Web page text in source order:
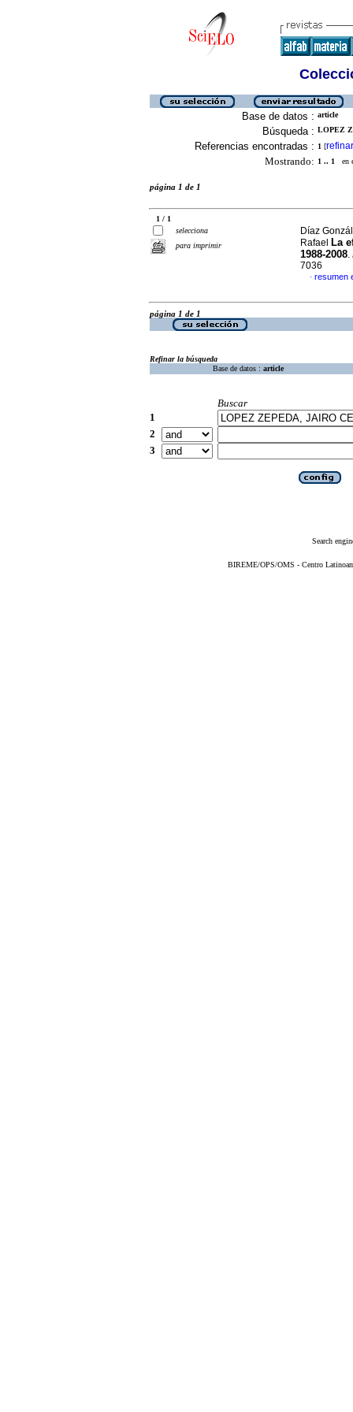
Base de datos : article
Búsqueda : LOPEZ
Referencias encontradas : 1 [refinar
Mostrando: 1 .. 1 en
página 1 de 1
1 / 1
selecciona
para imprimir
Díaz
Rafael
La
1988-2008.
7036
· resumen
página 1 de 1
Refinar la búsqueda
Base de datos : article
Buscar
1
2
3
Search
BIREME/OPS/OMS - Centro